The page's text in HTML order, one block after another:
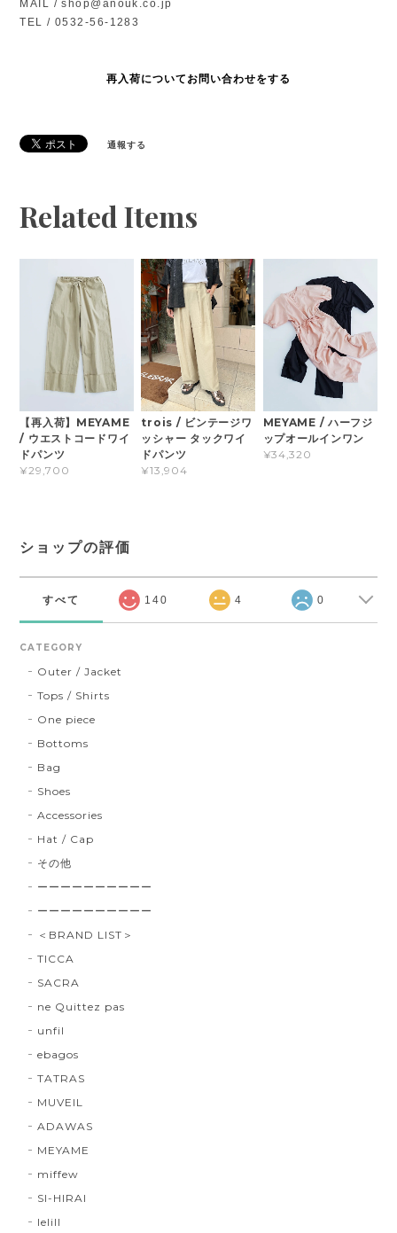
MAIL /shop@anouk.co.jp
TEL / 0532-56-1283
再入荷についてお問い合わせをする
通報する
Related Items
【再入荷】MEYAME
/ ウエストコードワイ
ドパンツ
¥29,700
trois / ビンテージワ
ッシャー タックワイ
ドパンツ
¥13,904
MEYAME / ハーフジ
ップオールインワン
¥34,320
ショップの評価
すべて 140 4 0
CATEGORY
Outer / Jacket
Tops / Shirts
One piece
Bottoms
Bag
Shoes
Accessories
Hat / Cap
その他
ーーーーーーーーーー
ーーーーーーーーーー
＜BRAND LIST＞
TICCA
SACRA
ne Quittez pas
unfil
ebagos
TATRAS
MUVEIL
ADAWAS
MEYAME
miffew
SI-HIRAI
lelill